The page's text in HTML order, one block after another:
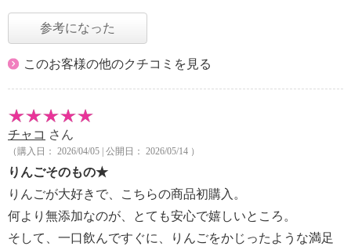
参考になった
このお客様の他のクチコミを見る
チャコ さん
（購入日： 2026/04/05 | 公開日： 2026/05/14 ）
りんごそのもの★
りんごが大好きで、こちらの商品初購入。
何より無添加なのが、とても安心で嬉しいところ。
そして、一口飲んですぐに、りんごをかじったような満足